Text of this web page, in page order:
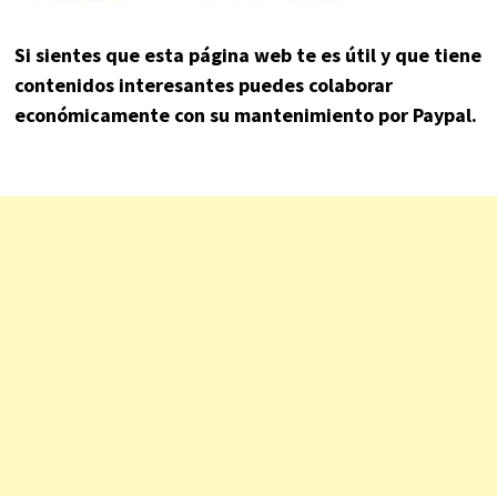
Si sientes que esta página web te es útil y que tiene
contenidos interesantes puedes colaborar
económicamente con su mantenimiento por Paypal.